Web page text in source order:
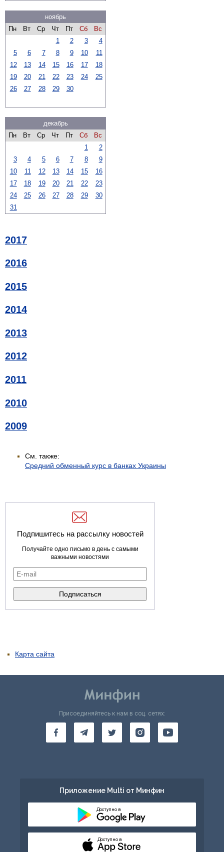
ноябрь
Пн
Вт Ср Чт Пт Сб
Вс
1
2 3
4
5
6 7 8 9 10
11
12
13 14 15 16 17
18
19
20 21 22 23 24
25
26
27 28 29 30
декабрь
Пн
Вт Ср Чт Пт Сб
Вс
1
2
3
4 5 6 7 8
9
10
11 12 13 14 15
16
17
18 19 20 21 22
23
24
25 26 27 28 29
30
31
2017
2016
2015
2014
2013
2012
2011
2010
2009
См. также:
Средний обменный курс в банках Украины
Подпишитесь на рассылку новостей
Получайте одно письмо в день с самыми
важными новостями
Карта сайта
Присоединяйтесь к нам в соц. сетях:
Приложение Multi от Минфин
Доступно в
Доступно в